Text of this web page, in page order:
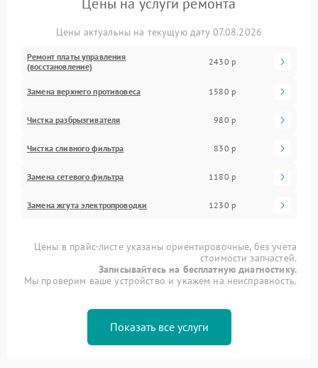
Цены актуальны на текущую дату 07.08.2026
Ремонт платы управления
(восстановление)
2430 р
Замена верхнего противовеса 1580 р
Чистка разбрызгивателя 980 р
Чистка сливного фильтра 830 р
Замена сетевого фильтра 1180 р
Замена жгута электропроводки 1230 р
Цены в прайс-листе указаны ориентировочные, без учета
стоимости запчастей.
Записывайтесь на бесплатную диагностику.
Мы проверим ваше устройство и укажем на неисправность.
Показать все услуги